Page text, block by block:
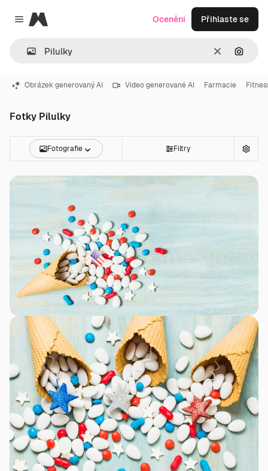
Close menu
Magnific
ZrušitHledat
Ocenění Přihlaste se
Obrázek generovaný AI Video generované AI Farmacie
Fotky Pilulky
Fotografie Filtry